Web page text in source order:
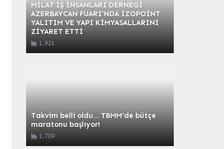
MİLAT İŞ İNSANLARI DERNEGİ
AZERBAYCAN FUARI’NDA İZOPOİNT
YALITIM VE YAPI KİMYASALLARINI
ZİYARET ETTİ
1.921
Takvim belli oldu… TBMM’de bütçe
maratonu başlıyor!
1.709